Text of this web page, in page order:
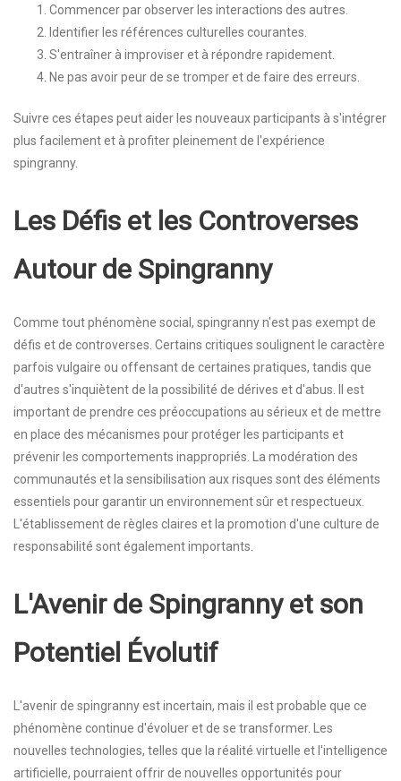
Commencer par observer les interactions des autres.
Identifier les références culturelles courantes.
S'entraîner à improviser et à répondre rapidement.
Ne pas avoir peur de se tromper et de faire des erreurs.
Suivre ces étapes peut aider les nouveaux participants à s'intégrer
plus facilement et à profiter pleinement de l'expérience
spingranny.
Les Défis et les Controverses
Autour de Spingranny
Comme tout phénomène social, spingranny n'est pas exempt de
défis et de controverses. Certains critiques soulignent le caractère
parfois vulgaire ou offensant de certaines pratiques, tandis que
d'autres s'inquiètent de la possibilité de dérives et d'abus. Il est
important de prendre ces préoccupations au sérieux et de mettre
en place des mécanismes pour protéger les participants et
prévenir les comportements inappropriés. La modération des
communautés et la sensibilisation aux risques sont des éléments
essentiels pour garantir un environnement sûr et respectueux.
L'établissement de règles claires et la promotion d'une culture de
responsabilité sont également importants.
L'Avenir de Spingranny et son
Potentiel Évolutif
L'avenir de spingranny est incertain, mais il est probable que ce
phénomène continue d'évoluer et de se transformer. Les
nouvelles technologies, telles que la réalité virtuelle et l'intelligence
artificielle, pourraient offrir de nouvelles opportunités pour